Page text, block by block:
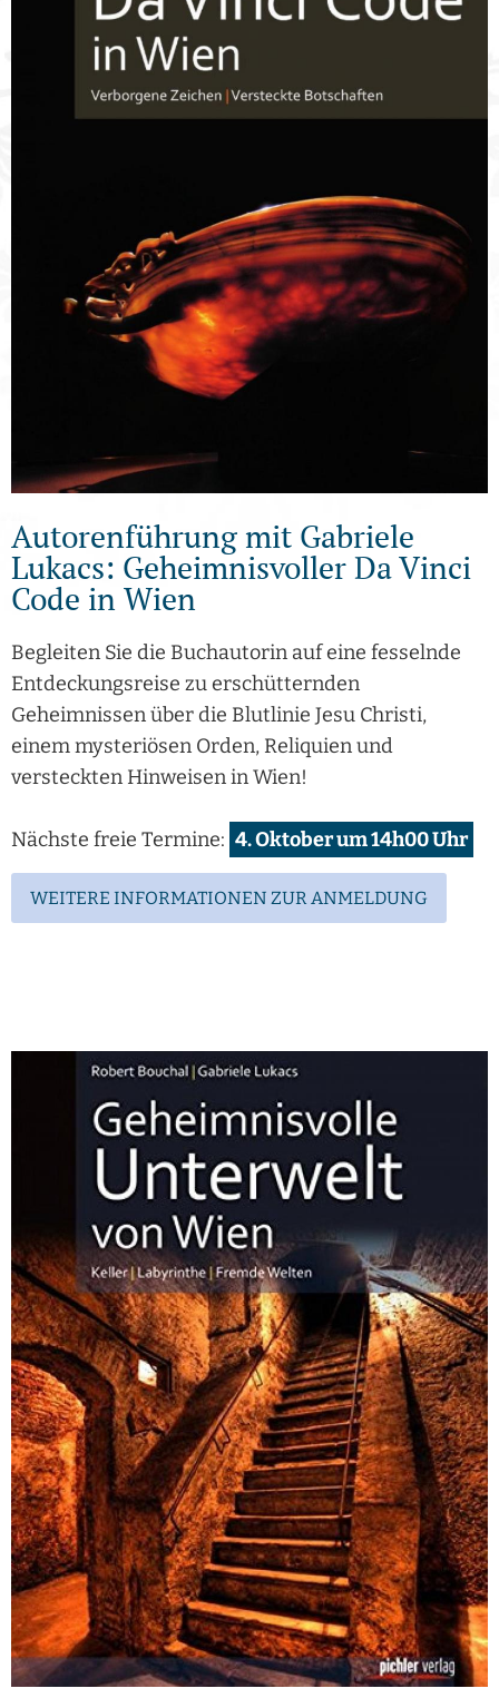
Autorenführung mit Gabriele
Lukacs: Geheimnisvoller Da Vinci
Code in Wien
Begleiten Sie die Buchautorin auf eine fesselnde
Entdeckungsreise zu erschütternden
Geheimnissen über die Blutlinie Jesu Christi,
einem mysteriösen Orden, Reliquien und
versteckten Hinweisen in Wien!
Nächste freie Termine: 4. Oktober um 14h00 Uhr
WEITERE INFORMATIONEN ZUR ANMELDUNG